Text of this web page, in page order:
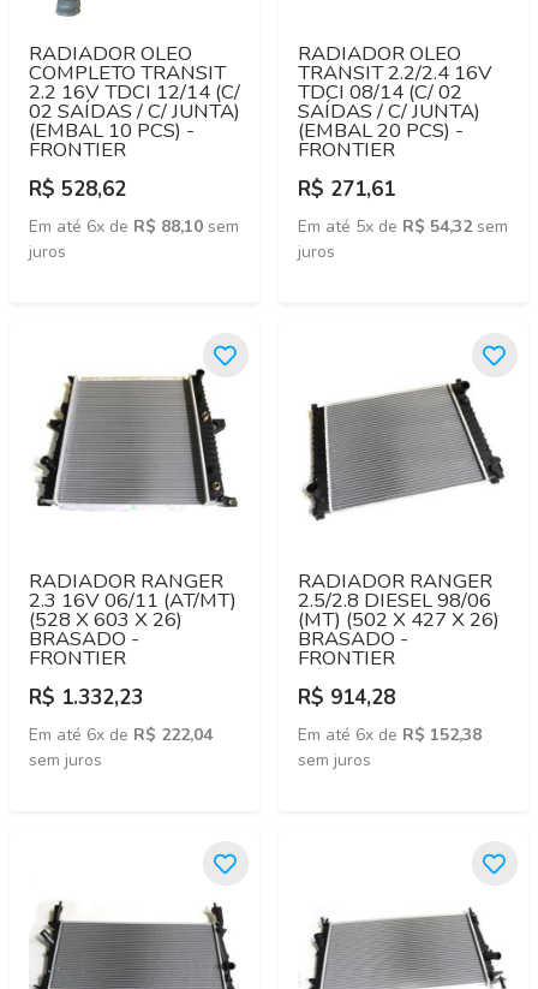
RADIADOR OLEO
COMPLETO TRANSIT
2.2 16V TDCI 12/14 (C/
02 SAÍDAS / C/ JUNTA)
(EMBAL 10 PCS) -
FRONTIER
R$ 528,62
Em até 6x de R$ 88,10 sem
juros
RADIADOR OLEO
TRANSIT 2.2/2.4 16V
TDCI 08/14 (C/ 02
SAÍDAS / C/ JUNTA)
(EMBAL 20 PCS) -
FRONTIER
R$ 271,61
Em até 5x de R$ 54,32sem
juros
RADIADOR RANGER
2.3 16V 06/11 (AT/MT)
(528 X 603 X 26)
BRASADO -
FRONTIER
R$ 1.332,23
Em até 6x de R$ 222,04
sem juros
RADIADOR RANGER
2.5/2.8 DIESEL 98/06
(MT) (502 X 427 X 26)
BRASADO -
FRONTIER
R$ 914,28
Em até 6x de R$ 152,38
sem juros